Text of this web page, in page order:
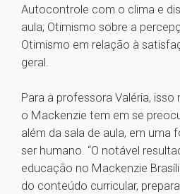
Autocontrole com o clima e
aula; Otimismo sobre a
Otimismo em relação à
geral.
Para a professora Valéria,
o Mackenzie tem em se
além da sala de aula, em uma
ser humano. “O notável
educação no Mackenzie
do conteúdo curricular,